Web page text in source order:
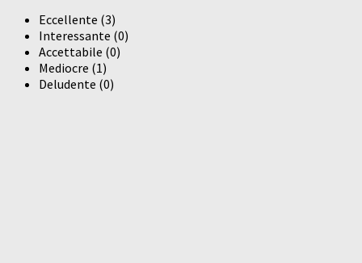
Eccellente (3)
Interessante (0)
Accettabile (0)
Mediocre (1)
Deludente (0)